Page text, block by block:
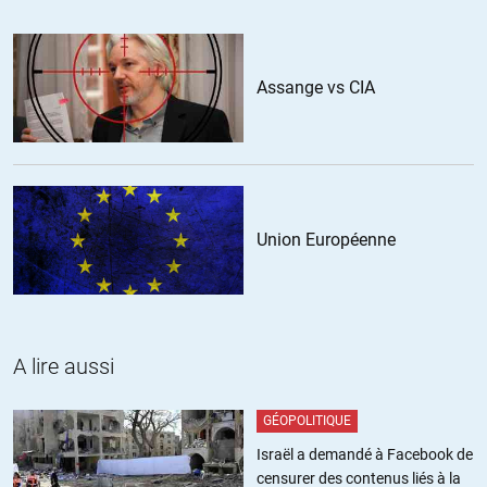
Yves Couvreur// 19.10.2012 à 20h50
ALERTER
condescendance insupportable 🙂
ALERTER
SPQR//19.10.2012 à 08h48
Assange vs CIA
Union Européenne
A lire aussi
GÉOPOLITIQUE
Israël a demandé à Facebook de
censurer des contenus liés à la